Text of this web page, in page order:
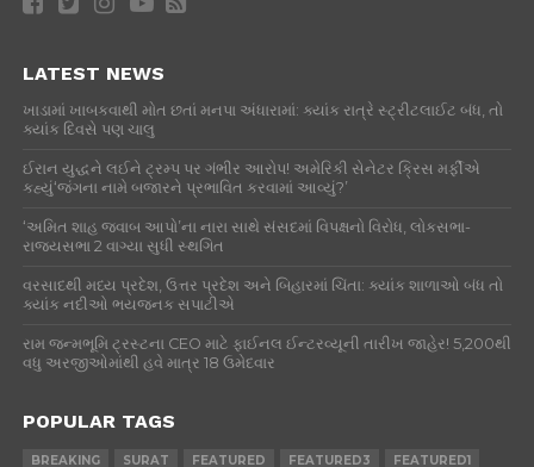
LATEST NEWS
ખાડામાં ખાબકવાથી મોત છતાં મનપા અંધારામાં: ક્યાંક રાત્રે સ્ટ્રીટલાઈટ બંધ, તો
ક્યાંક દિવસે પણ ચાલુ
ઈરાન યુદ્ધને લઈને ટ્રમ્પ પર ગંભીર આરોપ! અમેરિકી સેનેટર ક્રિસ મર્ફીએ
કહ્યું‘જંગના નામે બજારને પ્રભાવિત કરવામાં આવ્યું?’
‘અમિત શાહ જવાબ આપો’ના નારા સાથે સંસદમાં વિપક્ષનો વિરોધ, લોકસભા-
રાજ્યસભા 2 વાગ્યા સુધી સ્થગિત
વરસાદથી મધ્ય પ્રદેશ, ઉત્તર પ્રદેશ અને બિહારમાં ચિંતા: ક્યાંક શાળાઓ બંધ તો
ક્યાંક નદીઓ ભયજનક સપાટીએ
રામ જન્મભૂમિ ટ્રસ્ટના CEO માટે ફાઈનલ ઈન્ટરવ્યૂની તારીખ જાહેર! 5,200થી
વધુ અરજીઓમાંથી હવે માત્ર 18 ઉમેદવાર
POPULAR TAGS
BREAKING SURAT FEATURED FEATURED3 FEATURED1